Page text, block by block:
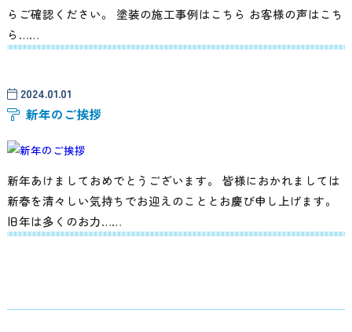
らご確認ください。 塗装の施工事例はこちら お客様の声はこち
ら……
2024.01.01
新年のご挨拶
新年あけましておめでとうございます。 皆様におかれましては
新春を清々しい気持ちでお迎えのこととお慶び申し上げます。
旧年は多くのお力……